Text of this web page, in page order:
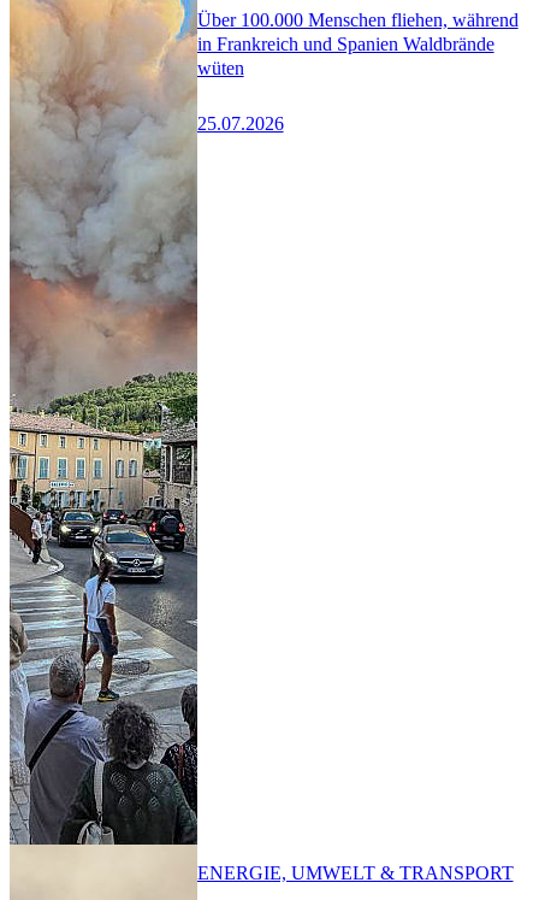
Über 100.000 Menschen fliehen, während
in Frankreich und Spanien Waldbrände
wüten
25.07.2026
ENERGIE, UMWELT & TRANSPORT